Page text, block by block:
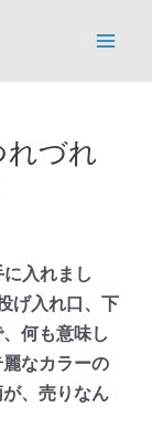
づれ
入れまし
げ入れ口、下
何も意味し
なカラーの
、売りなん